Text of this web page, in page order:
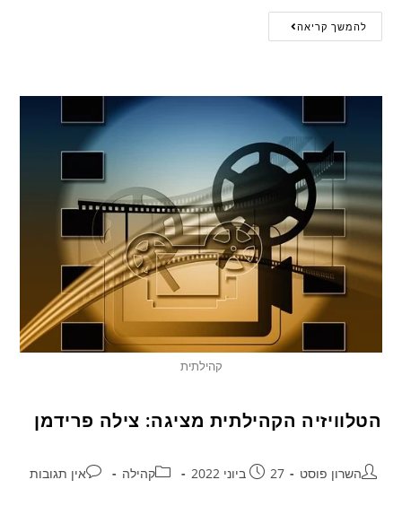
להמשך קריאה
קהילתית
הטלוויזיה הקהילתית מציגה: צילה פרידמן
השרון פוסט 27 ביוני 2022 קהילה אין תגובות